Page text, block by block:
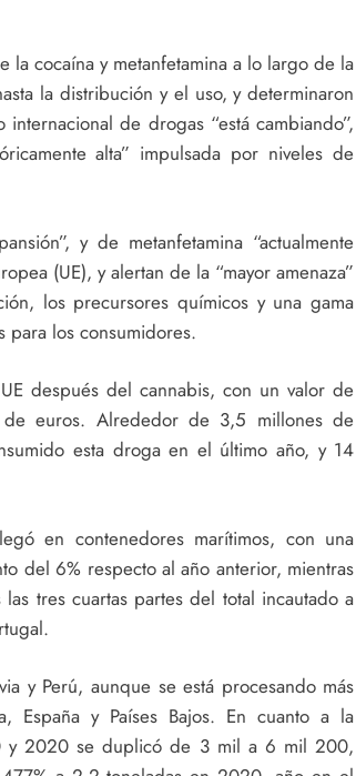
la cocaína y metanfetamina a lo largo de la
la distribución y el uso, y determinaron
de drogas “está cambiando”,
alta” impulsada por niveles de
y de metanfetamina “actualmente
(UE), y alertan de la “mayor amenaza”
los precursores químicos y una gama
los consumidores.
después del cannabis, con un valor de
euros. Alrededor de 3,5 millones de
esta droga en el último año, y 14
en contenedores marítimos, con una
del 6% respecto al año anterior, mientras
tres cuartas partes del total incautado a
y Perú, aunque se está procesando más
España y Países Bajos. En cuanto a la
y 2020 se duplicó de 3 mil a 6 mil 200,